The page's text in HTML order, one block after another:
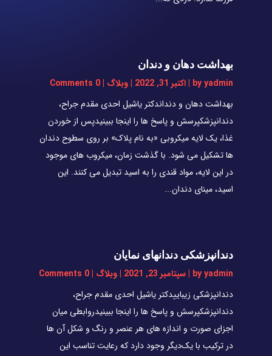
بهداشت دهان و دندان
byyadmin
|اکتبر 31, 2022 |وبلاگ | 0 Comments
بهداشت دهان و دنداندکتر یاشیل احدی مقدم جراح،
دندانپزشکپرسش و پاسخ ها را اینجا ببینیدپس از خوردن
غذا، یک لایه میکروبی «به نام پلاک» بر روی سطوح دندان
ها تشکیل می شود. با گذشت زمان، میکروب های موجود
در این لایه، مواد قندی را به اسید تبدیل می کنند. این
اسید، مینای دندان...
دندانپزشکی دندانهای نمایان
byyadmin
|سپتامبر 23, 2021 |وبلاگ | 0 Comments
دندانپزشکی زیباییدکتر یاشیل احدی مقدم جراح،
دندانپزشکپرسش و پاسخ ها را اینجا ببینیدروابطی میان
اجزای صورت و اندازه های هر عنصر و رنگ و شکل آن ها
در ترکیب با یک‌دیگر وجود دارد که رعایت تناسب این